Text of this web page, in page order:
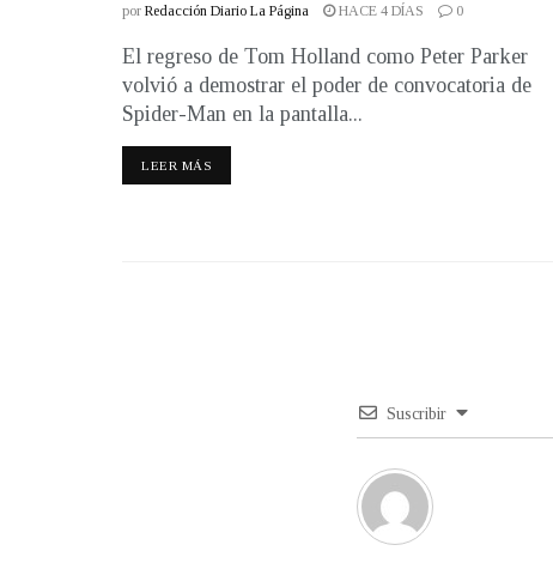
por Redacción Diario La Página HACE 4 DÍAS 0
El regreso de Tom Holland como Peter Parker
volvió a demostrar el poder de convocatoria de
Spider-Man en la pantalla...
LEER MÁS
Suscribir